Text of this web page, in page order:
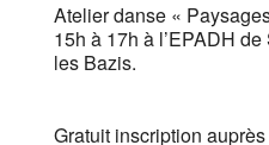
Atelier danse «
15h à 17h à l’EPADH
les Bazis.
Gratuit inscription